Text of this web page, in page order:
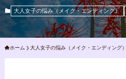
大人女子の悩み（メイク・エンディング）
ホーム 大人女子の悩み（メイク・エンディング）